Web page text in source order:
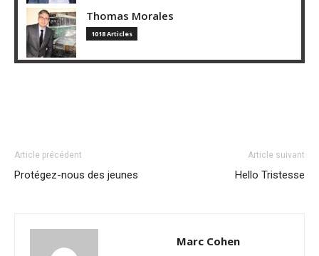
Thomas Morales
1018 Articles
Article précédent
Protégez-nous des jeunes
Article suivant
Hello Tristesse
Marc Cohen